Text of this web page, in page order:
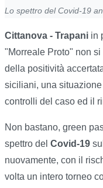
Lo spettro del Covid-19
Cittanova - Trapani in
"Morreale Proto" non
della positività
siciliani, una
controlli del caso ed il
Non bastano, green
spettro del Covid-19
nuovamente, con il
volta un intero torneo